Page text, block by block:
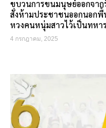
ขบวนการขนมนุษย์ออกจาก
สั่งห้ามประชาชนออกนอกพื้
หวงคนหนุ่มสาวไว้เป็นทหา
4 กรกฎาคม, 2025